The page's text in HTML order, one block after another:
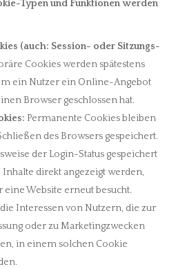
Typen und Funktionen werden
(auch: Session- oder Sitzungs-
Cookies werden spätestens
ein Nutzer ein Online-Angebot
Browser geschlossen hat.
Permanente Cookies bleiben
des Browsers gespeichert.
der Login-Status gespeichert
direkt angezeigt werden,
Website erneut besucht.
Interessen von Nutzern, die zur
oder zu Marketingzwecken
in einem solchen Cookie